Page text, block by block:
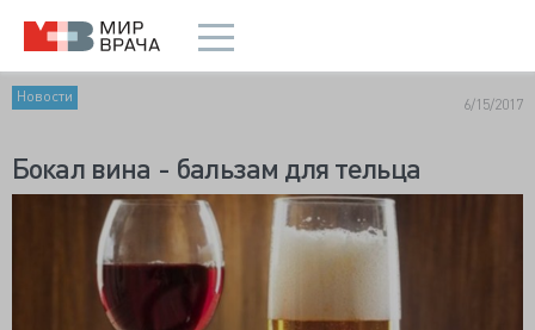
Новости 6/15/2017
Бокал вина - бальзам для тельца